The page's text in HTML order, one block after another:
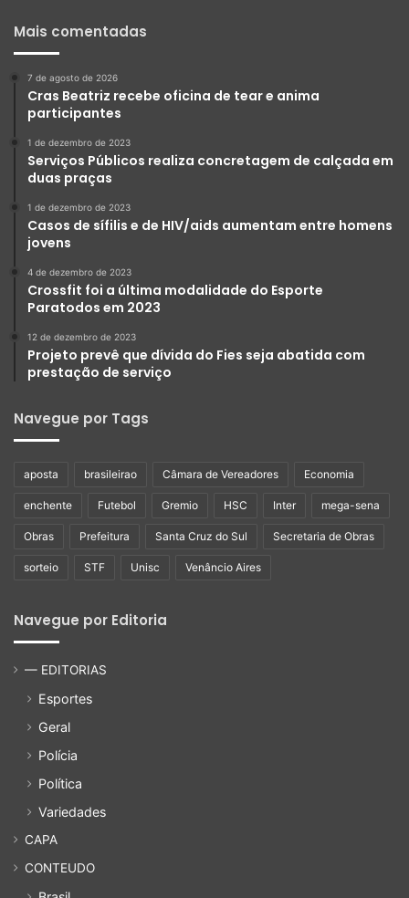
Mais comentadas
7 de agosto de 2026
Cras Beatriz recebe oficina de tear e anima
participantes
1 de dezembro de 2023
Serviços Públicos realiza concretagem de calçada em
duas praças
1 de dezembro de 2023
Casos de sífilis e de HIV/aids aumentam entre homens
jovens
4 de dezembro de 2023
Crossfit foi a última modalidade do Esporte
Paratodos em 2023
12 de dezembro de 2023
Projeto prevê que dívida do Fies seja abatida com
prestação de serviço
Navegue por Tags
aposta brasileirao Câmara de Vereadores Economia
enchente Futebol Gremio HSC Inter mega-sena
Obras Prefeitura Santa Cruz do Sul Secretaria de Obras
sorteio STF Unisc Venâncio Aires
Navegue por Editoria
— EDITORIAS
Esportes
Geral
Polícia
Política
Variedades
CAPA
CONTEUDO